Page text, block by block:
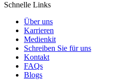
Schnelle Links
Über uns
Karrieren
Medienkit
Schreiben Sie für uns
Kontakt
FAQs
Blogs